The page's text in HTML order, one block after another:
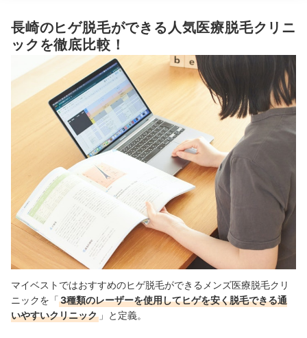
長崎のヒゲ脱毛ができる人気医療脱毛クリニ
ックを徹底比較！
マイベストではおすすめのヒゲ脱毛ができるメンズ医療脱毛クリ
ニックを「3種類のレーザーを使用してヒゲを安く脱毛できる通
いやすいクリニック 」と定義。